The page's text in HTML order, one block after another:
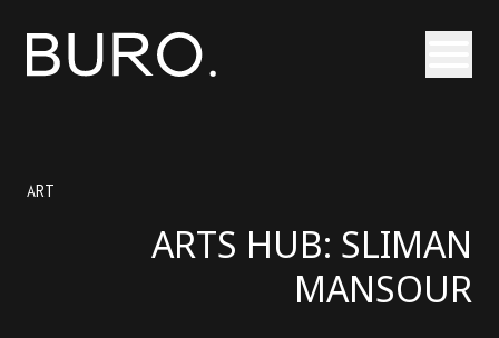
ART
ARTS HUB: SLIMAN
MANSOUR